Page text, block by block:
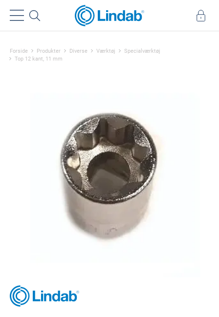
Forside Produkter Diverse Værktøj
Specialværktøj
Top 12 kant, 11 mm